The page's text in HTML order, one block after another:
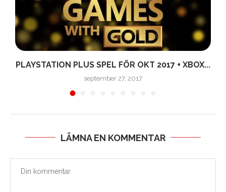
PLAYSTATION PLUS SPEL FÖR OKT 2017 + XBOX...
september 27, 2017
LÄMNA EN KOMMENTAR